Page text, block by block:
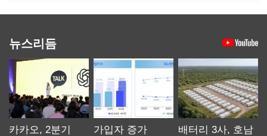
뉴스리듬
카카오, 2분기
가입자 증가
배터리 3사, 호남